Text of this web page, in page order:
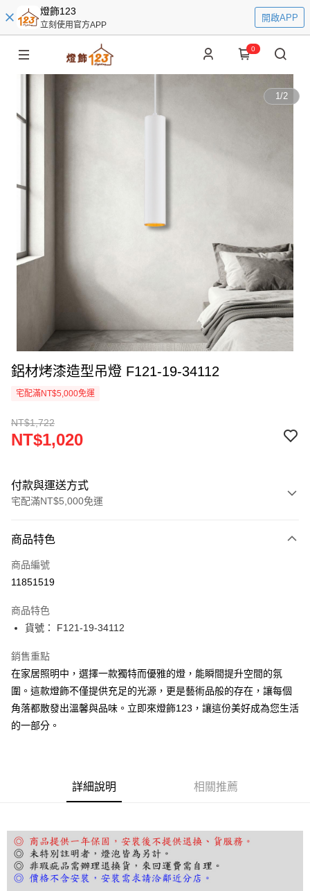
燈飾123
立刻使用官方APP
開啟APP
0
1/2
鋁材烤漆造型吊燈 F121-19-34112
宅配滿NT$5,000免運
NT$1,722
NT$1,020
付款與運送方式
宅配滿NT$5,000免運
信用卡一次付款
LINE Pay
街口支付
悠遊付
Google Pay
全盈+PAY
AFTEE先享後付
【「AFTEE先享後付」結帳流程】
１．於結帳方式選擇「AFTEE先享後付」後，將跳轉至「AFTEE先享後付」
結帳頁面，進行簡訊認證並確認金額後，即可完成結帳。
２．訂單成立數日內，您將收到繳費通知簡訊。
每筆NT$180，滿NT$5,000(含以上)免運費
商品特色
商品編號
11851519
商品特色
貨號： F121-19-34112
銷售重點
在家居照明中，選擇一款獨特而優雅的燈，能瞬間提升空間的氛
圍。這款燈飾不僅提供充足的光源，更是藝術品般的存在，讓每個
角落都散發出溫馨與品味。立即來燈飾123，讓這份美好成為您生活
的一部分。
詳細說明 相關推薦